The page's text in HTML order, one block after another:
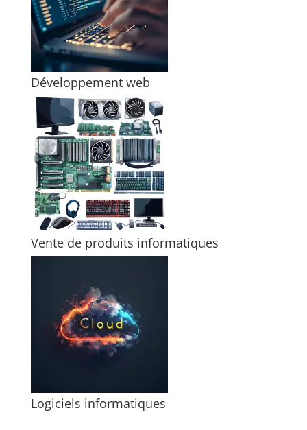
Développement web
Vente de produits informatiques
Logiciels informatiques